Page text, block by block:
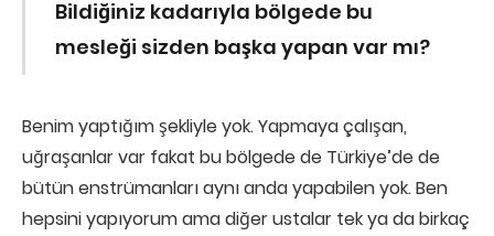
Bildiğiniz kadarıyla bölgede bu
mesleği sizden başka yapan var mı?
Benim yaptığım şekliyle yok. Yapmaya çalışan,
uğraşanlar var fakat bu bölgede de Türkiye’de de
bütün enstrümanları aynı anda yapabilen yok. Ben
hepsini yapıyorum ama diğer ustalar tek ya da birkaç